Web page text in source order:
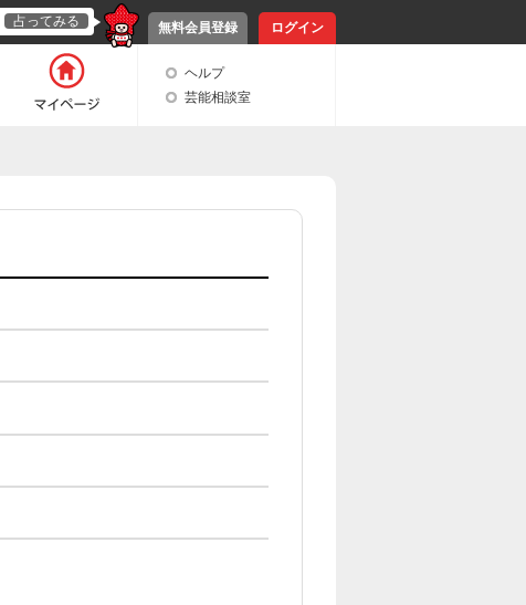
無料会員登録 ログイン
占ってみる
ヘルプ
芸能相談室